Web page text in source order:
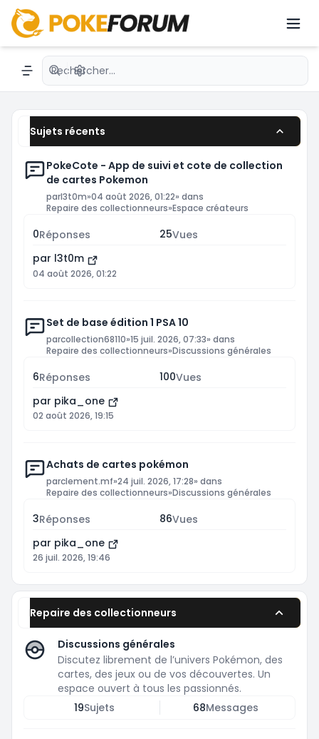
dernières nouveautés avec des passionnés du
JCC.émon avec une communauté active.
Navigation menu
Recherche avancée
Sujets récents
PokeCote - App de suivi et cote de collection
de cartes Pokemon
parl3t0m»04 août 2026, 01:22» dans
Repaire des collectionneurs»Espace créateurs
0Réponses 25Vues
par l3t0m
04 août 2026, 01:22
Set de base édition 1 PSA 10
parcollection68110»15 juil. 2026, 07:33» dans
Repaire des collectionneurs»Discussions générales
6Réponses 100Vues
par pika_one
02 août 2026, 19:15
Achats de cartes pokémon
parclement.mf»24 juil. 2026, 17:28» dans
Repaire des collectionneurs»Discussions générales
3Réponses 86Vues
par pika_one
26 juil. 2026, 19:46
Repaire des collectionneurs
Discussions générales
Discutez librement de l’univers Pokémon, des
cartes, des jeux ou de vos découvertes. Un
espace ouvert à tous les passionnés.
19Sujets 68Messages